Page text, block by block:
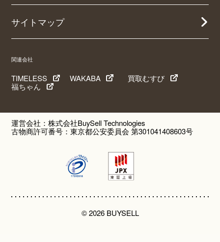
サイトマップ
関連会社
TIMELESS WAKABA
買取むすび
福ちゃん
運営会社：株式会社BuySell Technologies
古物商許可番号：東京都公安委員会 第301041408603号
© 2026 BUYSELL